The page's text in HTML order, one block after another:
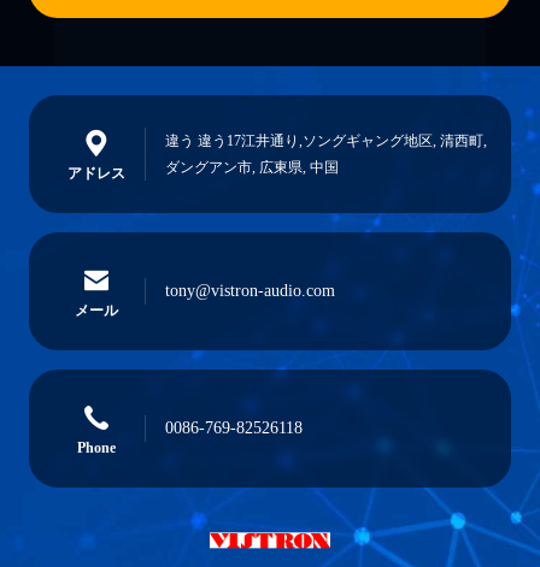
アドレス
違う 違う17江井通り,ソングギャング地区, 清西町,
ダングアン市, 広東県, 中国
メール
tony@vistron-audio.com
Phone
0086-769-82526118